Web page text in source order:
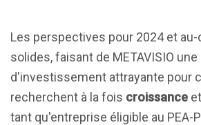
Les perspectives pour 2024 et
solides, faisant de METAVISIO
d'investissement attrayante pour
recherchent à la fois croissance et
tant qu'entreprise éligible au PEA-